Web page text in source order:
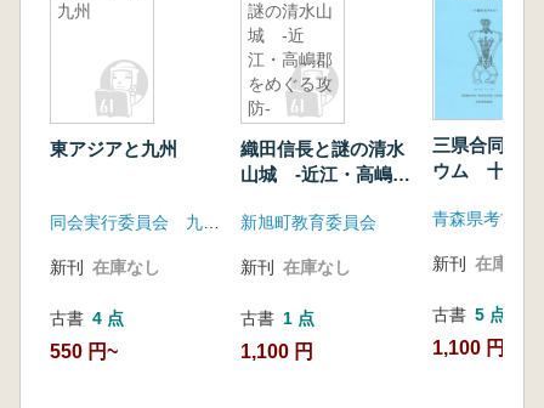
九州
東アジアと九州
新刊 在庫なし
古書 4 点
550 円~
謎の清水山
城 -近
江・高嶋郡
をめぐる攻
防-
織田信長と謎の清水
山城 -近江・高嶋郡
新旭町教育委員会
新刊 在庫なし
古書 1 点
1,100 円
三県合同シ
ウム 十腰内
新刊 在庫なし
古書 5 点
1,100 円~